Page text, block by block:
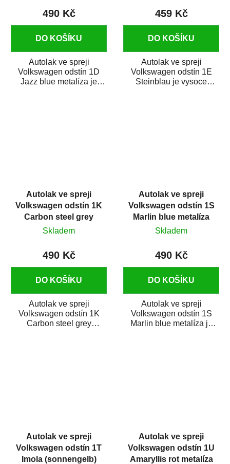
490 Kč
DO KOŠÍKU
Autolak ve spreji
Volkswagen odstín 1D
Jazz blue metalíza je
459 Kč
DO KOŠÍKU
Autolak ve spreji
Volkswagen odstín 1E
Steinblau je vysoce
Autolak ve spreji
Volkswagen odstín 1K
Carbon steel grey
metalíza 375 ml
Skladem
490 Kč
DO KOŠÍKU
Autolak ve spreji
Volkswagen odstín 1K
Carbon steel grey
Autolak ve spreji
Volkswagen odstín 1S
Marlin blue metalíza
375 ml
Skladem
490 Kč
DO KOŠÍKU
Autolak ve spreji
Volkswagen odstín 1S
Marlin blue metalíza je
Autolak ve spreji
Volkswagen odstín 1T
Imola (sonnengelb)
Autolak ve spreji
Volkswagen odstín 1U
Amaryllis rot metalíza